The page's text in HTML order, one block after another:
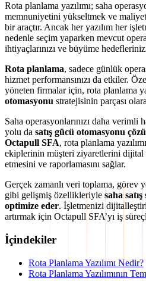
Rota planlama yazılımı; saha
memnuniyetini yükseltmek ve
bir araçtır. Ancak her yazılım her
nedenle seçim yaparken mevcut
ihtiyaçlarınızı ve büyüme
Rota planlama, sadece günlük
hizmet performansınızı da etkiler.
yöneten firmalar için, rota planlama
otomasyonu stratejisinin parçası
Saha operasyonlarınızı daha
yolu da satış gücü otomasyonu
Octapull SFA, rota planlama
ekiplerinin müşteri ziyaretlerini dijital
etmesini ve raporlamasını sağlar.
Gerçek zamanlı veri toplama, görev
gibi gelişmiş özellikleriyle saha
optimize eder. İşletmenizi
artırmak için Octapull SFA’yı iş
İçindekiler
Rota Planlama Yazılımı Nedir?
Rota Planlama Yazılımının